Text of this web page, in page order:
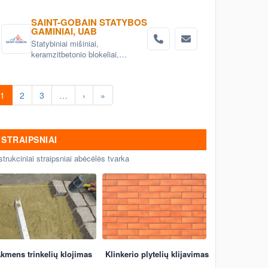
SAINT-GOBAIN STATYBOS
GAMINIAI, UAB
Statybiniai mišiniai,
keramzitbetonio blokeliai,
1 2 3 … › »
STRAIPSNIAI
straipsniai abėcėlės tvarka
trinkelių klojimas Klinkerio plytelių klijavimas